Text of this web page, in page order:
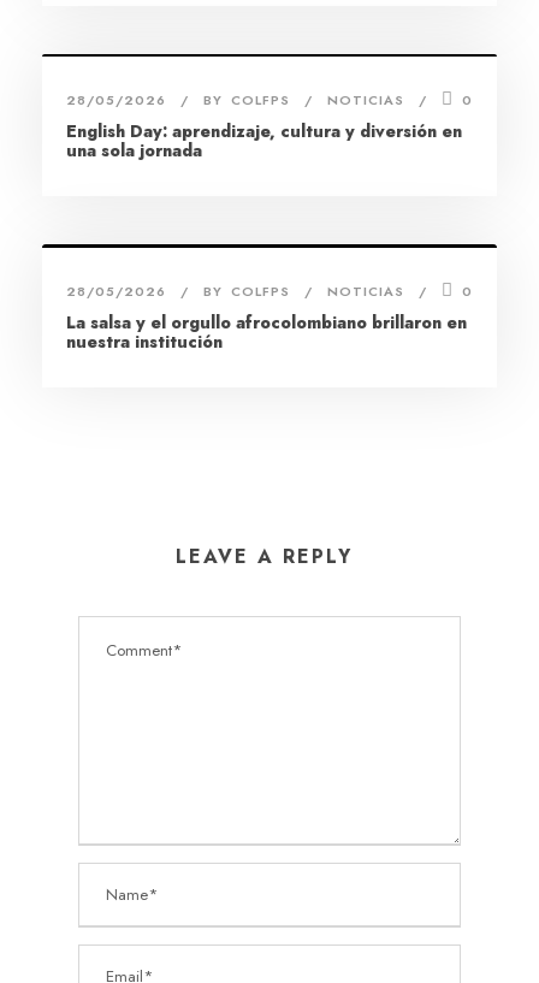
28/05/2026 BY COLFPS NOTICIAS 0
English Day: aprendizaje, cultura y diversión en
una sola jornada
28/05/2026 BY COLFPS NOTICIAS 0
La salsa y el orgullo afrocolombiano brillaron en
nuestra institución
LEAVE A REPLY